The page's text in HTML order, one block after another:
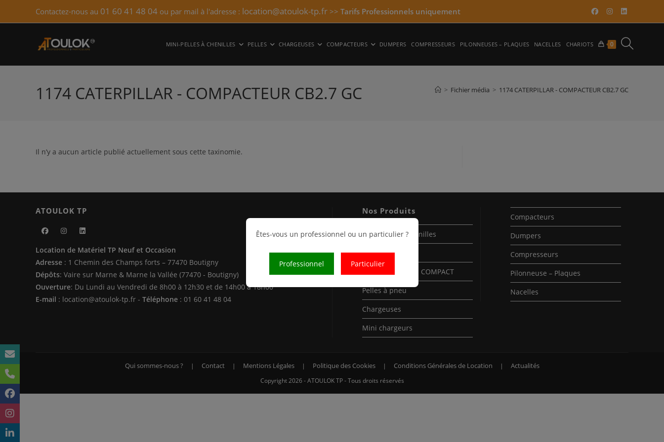
Contactez-nous au 01 60 41 48 04 ou par mail à l'adresse : location@atoulok-tp.fr >> Tarifs Professionnels uniquement​
MINI-PELLES À CHENILLES PELLES CHARGEUSES COMPACTEURS DUMPERS COMPRESSEURS PILONNEUSES – PLAQUES NACELLES CHARIOTS 0 TOGGLE
WEBSITE
1174 CATERPILLAR - COMPACTEUR CB2.7 GC > Fichier média > 1174 CATERPILLAR - COMPACTEUR CB2.7 GC
Il n’y a aucun article publié actuellement sous cette taxinomie.
ATOULOK TP
dans
un
nouvel
onglet
dans
un
nouvel
onglet
dans
un
nouvel
onglet
Location de Matériel TP Neuf et Occasion
Adresse : 1 Chemin des Champs forts – 77470 Boutigny
Dépôts: Vaire sur Marne & Marne la Vallée (77470 - Boutigny)
Ouverture: Du Lundi au Vendredi de 8h00 à 12h30 et de 14h00 à 18h00
E-mail : location@atoulok-tp.fr - Téléphone : 01 60 41 48 04
Nos Produits
Mini-Pelles à chenilles
Pelles à chenilles
Pelles à chenilles COMPACT
Pelles à pneu
Chargeuses
Mini chargeurs
Compacteurs
Dumpers
Compresseurs
Pilonneuse – Plaques
Nacelles
Qui sommes-nous ? Contact Mentions Légales Politique des Cookies Conditions Générales de Location Actualités
Copyright 2026 - ATOULOK TP - Tous droits réservés
Êtes-vous un professionnel ou un particulier ?
Professionnel Particulier